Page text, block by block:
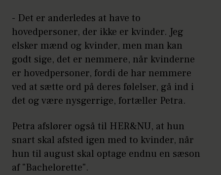
- Det er anderledes at have to
hovedpersoner, der ikke er kvinder. Jeg
elsker mænd og kvinder, men man kan
godt sige, det er nemmere, når kvinderne
er hovedpersoner, fordi de har nemmere
ved at sætte ord på deres følelser, gå ind i
det og være nysgerrige, fortæller Petra.
Petra afslører også til HER&NU, at hun
snart skal afsted igen med to kvinder, når
hun til august skal optage endnu en sæson
af "Bachelorette".